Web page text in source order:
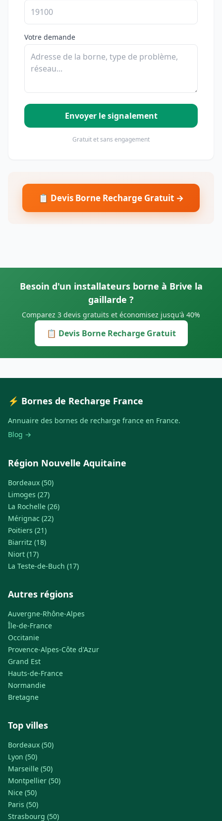
Votre demande
Envoyer le signalement
Gratuit et sans engagement
📋 Devis Borne Recharge Gratuit →
Besoin d'un installateurs borne à Brive la
gaillarde ?
Comparez 3 devis gratuits et économisez jusqu'à 40%
📋 Devis Borne Recharge Gratuit
⚡ Bornes de Recharge France
Annuaire des bornes de recharge france en France.
Blog →
Région Nouvelle Aquitaine
Bordeaux (50)
Limoges (27)
La Rochelle (26)
Mérignac (22)
Poitiers (21)
Biarritz (18)
Niort (17)
La Teste-de-Buch (17)
Autres régions
Auvergne-Rhône-Alpes
Île-de-France
Occitanie
Provence-Alpes-Côte d'Azur
Grand Est
Hauts-de-France
Normandie
Bretagne
Top villes
Bordeaux (50)
Lyon (50)
Marseille (50)
Montpellier (50)
Nice (50)
Paris (50)
Strasbourg (50)